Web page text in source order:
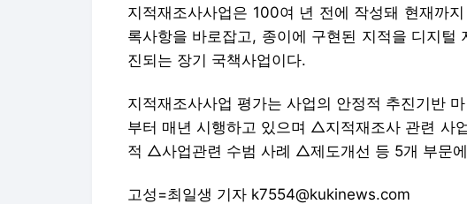
지적재조사사업은 100여 년 전에 작성돼 현재까
록사항을 바로잡고, 종이에 구현된 지적을 디지
진되는 장기 국책사업이다.
지적재조사사업 평가는 사업의 안정적 추진기반
부터 매년 시행하고 있으며 △지적재조사 관련
적 △사업관련 수범 사례 △제도개선 등 5개 부문
고성=최일생 기자 k7554@kukinews.com